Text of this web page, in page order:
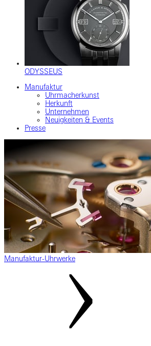
ODYSSEUS
Manufaktur
Uhrmacherkunst
Herkunft
Unternehmen
Neuigkeiten & Events
Presse
Manufaktur-Uhrwerke